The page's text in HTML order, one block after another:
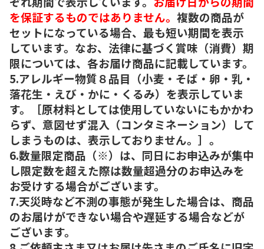
を保証するものではありません。 複数の商品が
セットになっている場合、最も短い期間を表示
しています。なお、法律に基づく賞味（消費）期
限については、各お届け商品に記載しています。
5.アレルギー物質８品目（小麦・そば・卵・乳・
落花生・えび・かに・くるみ）を表示していま
す。［原材料としては使用していないにもかかわ
らず、意図せず混入（コンタミネーション）して
しまうものは、表示しておりません。］。
6.数量限定商品（※）は、同日にお申込みが集中
し限定数を超えた際は数量超過分のお申込みを
お受けする場合がございます。
7.天災時など不測の事態が発生した場合は、商品
のお届けができない場合や遅延する場合などが
ございます。